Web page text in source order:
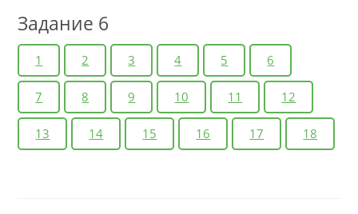
Задание 6
1 2 3 4 5 6
7 8 9 10 11 12
13 14 15 16 17 18